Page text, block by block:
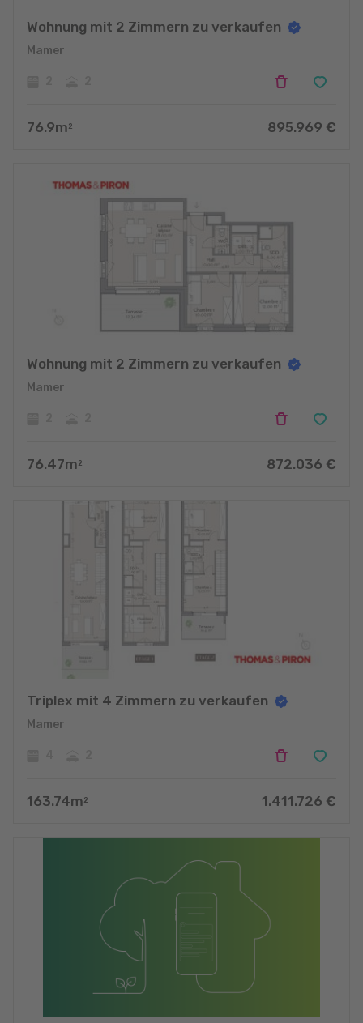
Wohnung mit 2 Zimmern zu verkaufen
Mamer
76.9m 2 895.969 €
Wohnung mit 2 Zimmern zu verkaufen
Mamer
76.47m 2 872.036 €
Triplex mit 4 Zimmern zu verkaufen
Mamer
163.74m 2 1.411.726 €